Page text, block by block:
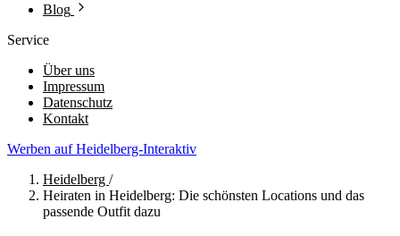
Blog
Service
Über uns
Impressum
Datenschutz
Kontakt
Werben auf Heidelberg-Interaktiv
Heidelberg /
Heiraten in Heidelberg: Die schönsten Locations und das
passende Outfit dazu